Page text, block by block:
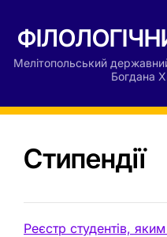
Мелітопольський
Богдана
Стипендії
Реєстр студентів,